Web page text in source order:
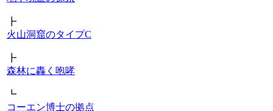
┣
火山洞窟のタイプC
┣
森林に轟く咆哮
┗
コーエン博士の拠点